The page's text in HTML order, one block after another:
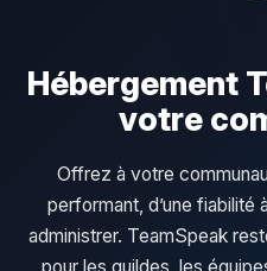
Hébergement
votre
Offrez à votre
performant, d’une fiabilité
administrer. TeamSpeak